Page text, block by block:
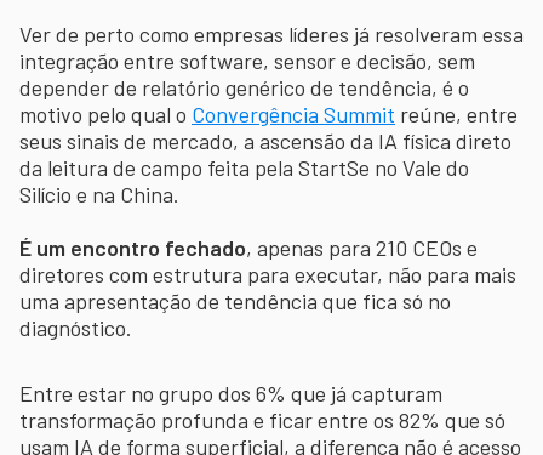
Ver de perto como empresas líderes já resolveram essa
integração entre software, sensor e decisão, sem
depender de relatório genérico de tendência, é o
motivo pelo qual o Convergência Summit reúne, entre
seus sinais de mercado, a ascensão da IA física direto
da leitura de campo feita pela StartSe no Vale do
Silício e na China.
É um encontro fechado, apenas para 210 CEOs e
diretores com estrutura para executar, não para mais
uma apresentação de tendência que fica só no
diagnóstico.
Entre estar no grupo dos 6% que já capturam
transformação profunda e ficar entre os 82% que só
usam IA de forma superficial, a diferença não é acesso